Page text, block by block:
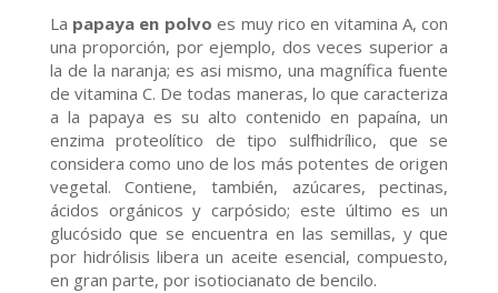
La papaya en polvo es muy rico en vitamina A, con
una proporción, por ejemplo, dos veces superior a
la de la naranja; es asi mismo, una magnífica fuente
de vitamina C. De todas maneras, lo que caracteriza
a la papaya es su alto contenido en papaína, un
enzima proteolítico de tipo sulfhidrílico, que se
considera como uno de los más potentes de origen
vegetal. Contiene, también, azúcares, pectinas,
ácidos orgánicos y carpósido; este último es un
glucósido que se encuentra en las semillas, y que
por hidrólisis libera un aceite esencial, compuesto,
en gran parte, por isotiocianato de bencilo.